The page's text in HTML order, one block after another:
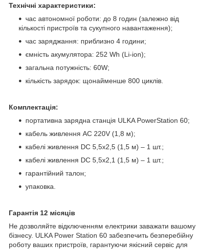
Технічні характеристики:
час автономної роботи: до 8 годин (залежно від
кількості пристроїв та сукупного навантаження);
час заряджання: приблизно 4 години;
ємність акумулятора: 252 Wh (Li-ion);
загальна потужність: 60W;
кількість зарядок: щонайменше 800 циклів.
Комплектація:
портативна зарядна станція ULKA PowerStation 60;
кабель живлення AC 220V (1,8 м);
кабелі живлення DC 5,5х2,5 (1,5 м) – 1 шт.;
кабелі живлення DC 5,5х2,1 (1,5 м) – 1 шт.;
гарантійний талон;
упаковка.
Гарантія 12 місяців
Не дозволяйте відключенням електрики заважати вашому
бізнесу. ULKA Power Station 60 забезпечить безперебійну
роботу ваших пристроїв, гарантуючи якісний сервіс для